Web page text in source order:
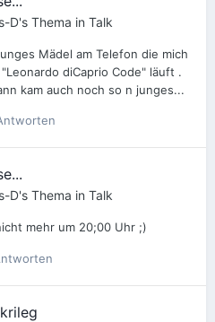
D's Thema in Talk
Mädel am Telefon die mich
diCaprio Code" läuft .
kam auch noch so n junges...
D's Thema in Talk
mehr um 20;00 Uhr ;)